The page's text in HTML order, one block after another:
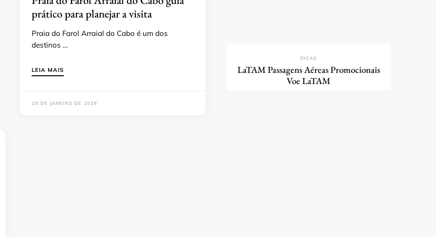
prático para planejar a visita
Praia do Farol Arraial do Cabo é um dos
destinos …
LEIA MAIS
19 DE JANEIRO DE 2026
DICAS
LaTAM Passagens Aéreas Promocionais
Voe LaTAM